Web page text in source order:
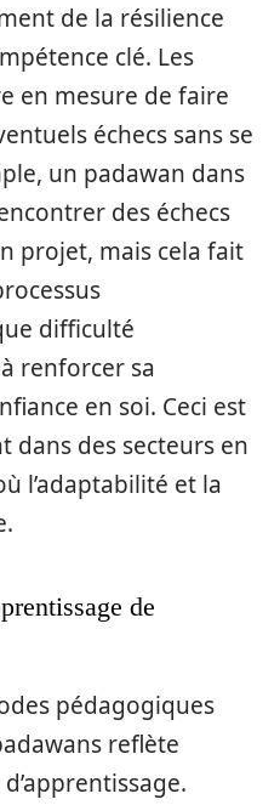
de la résilience
clé. Les
en mesure de faire
échecs sans se
un padawan dans
des échecs
projet, mais cela fait
difficulté
renforcer sa
en soi. Ceci est
dans des secteurs en
l’adaptabilité et la
de
pédagogiques
reflète